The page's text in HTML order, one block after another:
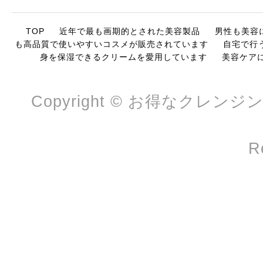
TOP 近年で最も画期的とされた美容製品
男性も美容
も高品質で使いやすいコスメが販売されています
自宅で行
身を保湿できるクリームを愛用しています
美容ケア
Copyright © お得なクレンジ